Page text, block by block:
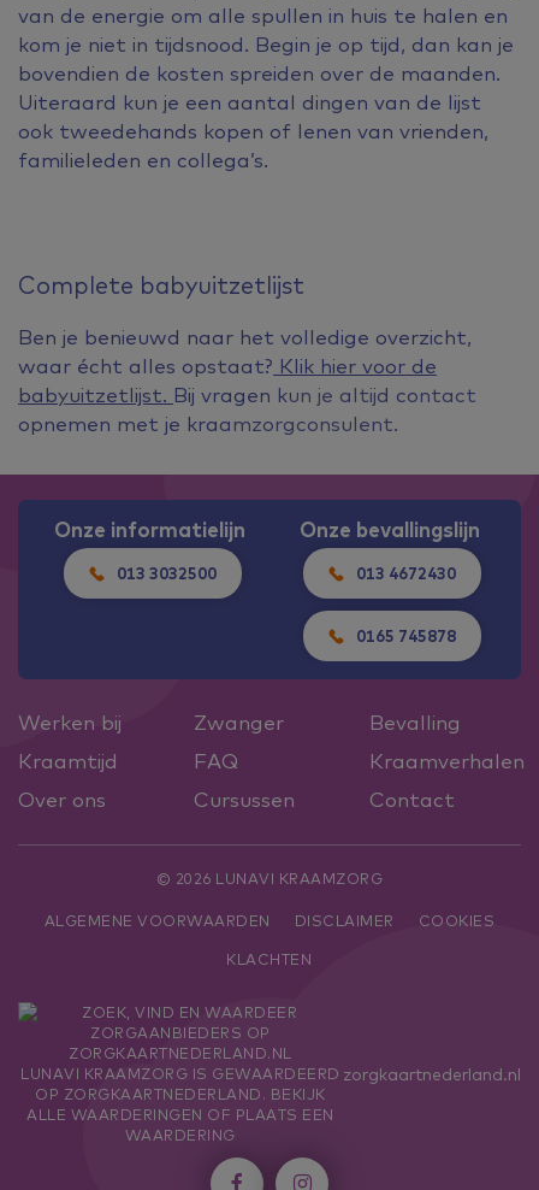
van de energie om alle spullen in huis te halen en
kom je niet in tijdsnood. Begin je op tijd, dan kan je
bovendien de kosten spreiden over de maanden.
Uiteraard kun je een aantal dingen van de lijst
ook tweedehands kopen of lenen van vrienden,
familieleden en collega’s.
Complete babyuitzetlijst
Ben je benieuwd naar het volledige overzicht,
waar écht alles opstaat? Klik hier voor de
babyuitzetlijst. Bij vragen kun je altijd contact
opnemen met je kraamzorgconsulent.
Onze informatielijn
013 3032500
Onze bevallingslijn
013 4672430
0165 745878
Werken bij Zwanger
Bevalling
Kraamtijd
FAQ
Kraamverhalen
Over ons
Cursussen Contact
© 2026 LUNAVI KRAAMZORG
ALGEMENE VOORWAARDEN DISCLAIMER
COOKIES
KLACHTEN
LUNAVI KRAAMZORG IS GEWAARDEERD
OP ZORGKAARTNEDERLAND. BEKIJK
ALLE WAARDERINGEN OF PLAATS EEN
WAARDERING
zorgkaartnederland.nl
 